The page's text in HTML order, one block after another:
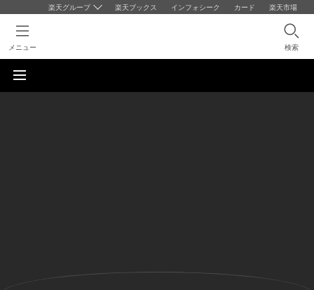
楽天グループ 楽天ブックス インフォシーク カード 楽天市場
メニュー 検索